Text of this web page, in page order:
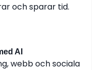
och sparar tid.
AI
webb och sociala